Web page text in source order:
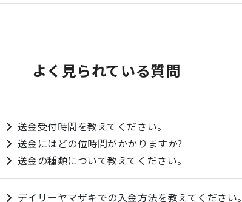
よく見られている質問
送金受付時間を教えてください。
送金にはどの位時間がかかりますか?
送金の種類について教えてください。
デイリーヤマザキでの入金方法を教えてください。